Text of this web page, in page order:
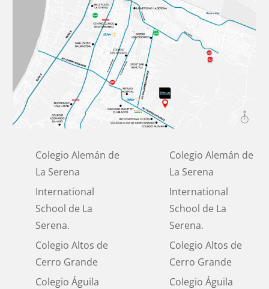
Colegio Alemán de
La Serena
International
School de La
Serena.
Colegio Altos de
Cerro Grande
Colegio Águila
Colegio Alemán de
La Serena
International
School de La
Serena.
Colegio Altos de
Cerro Grande
Colegio Águila